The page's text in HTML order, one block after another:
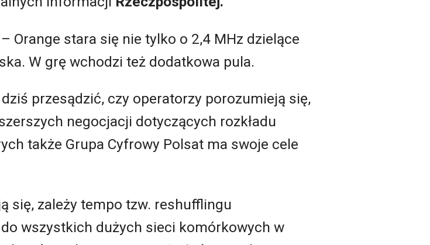
Orange stara się nie tylko o 2,4 MHz dzielące
W grę wchodzi też dodatkowa pula.
przesądzić, czy operatorzy porozumieją się,
negocjacji dotyczących rozkładu
także Grupa Cyfrowy Polsat ma swoje cele
się, zależy tempo tzw. reshufflingu
wszystkich dużych sieci komórkowych w